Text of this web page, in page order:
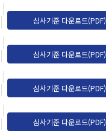
심사기준 다운로드(PDF)
심사기준 다운로드(PDF)
심사기준 다운로드(PDF)
심사기준 다운로드(PDF)